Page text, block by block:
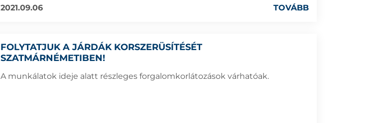
2021.09.06 TOVÁBB
FOLYTATJUK A JÁRDÁK KORSZERÜSÍTÉSÉT
SZATMÁRNÉMETIBEN!
A munkálatok ideje alatt részleges forgalomkorlátozások várhatóak.